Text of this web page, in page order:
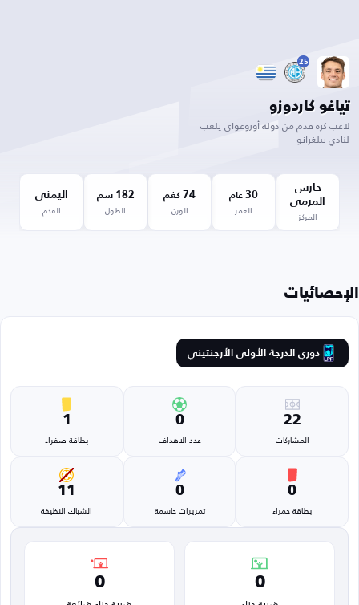
25
تياغو كاردوزو
لاعب كرة قدم من دولة أوروغواي يلعب
لنادي بيلغرانو
حارس
المرمى
المركز
30 عام
العمر
74 كغم
الوزن
182 سم
الطول
اليمنى
القدم
الإحصائيات
دوري الدرجة الأولى الأرجنتيني
22
المشاركات
0
عدد الاهداف
1
بطاقة صفراء
0
بطاقة حمراء
0
تمريرات حاسمة
11
الشباك النظيفة
0
0